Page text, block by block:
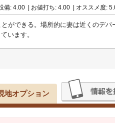
備: 4.00 | お値打ち: 4.00 | オススメ度:
ができる。場所的に妻は近くのデパ
います。
地オプション